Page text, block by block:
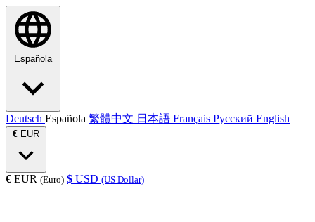
Española
Deutsch Española 繁體中文 日本語 Français Русский English
€ EUR
€ EUR (Euro) $ USD (US Dollar)